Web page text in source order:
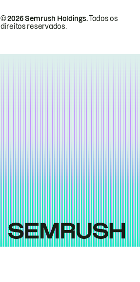
© 2026 Semrush Holdings.Todos os
direitos reservados.